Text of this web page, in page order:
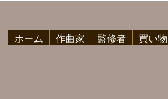
ホーム 作曲家 監修者 買い